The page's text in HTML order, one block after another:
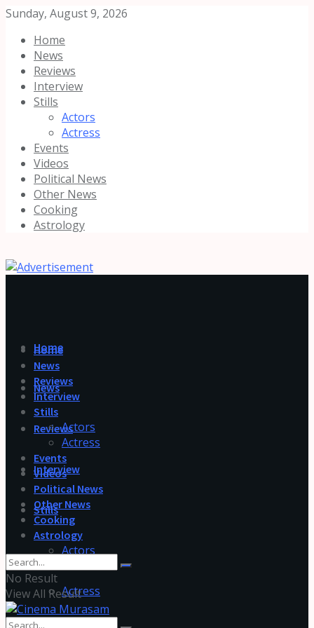
Sunday, August 9, 2026
Home
News
Reviews
Interview
Stills
Actors
Actress
Events
Videos
Political News
Other News
Cooking
Astrology
Home
News
Reviews
Interview
Stills
Actors
Actress
Home
News
Reviews
Interview
Stills
Actors
Actress
Events
Videos
Political News
Other News
Cooking
Astrology
No Result
View All Result